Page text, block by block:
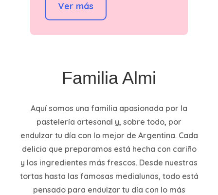
Ver más
Familia Almi
Aquí somos una familia apasionada por la
pastelería artesanal y, sobre todo, por
endulzar tu día con lo mejor de Argentina. Cada
delicia que preparamos está hecha con cariño
y los ingredientes más frescos. Desde nuestras
tortas hasta las famosas medialunas, todo está
pensado para endulzar tu día con lo más